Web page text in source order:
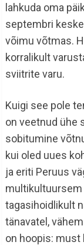
lahkuda oma
septembri
võimu võtmas.
korralikult
sviitrite varu.
Kuigi see pole
on veetnud ühe
sobitumine
kui oled uues
ja eriti Peruus
multikultuursem
tagasihoidlikult
tänavatel,
on hoopis: must